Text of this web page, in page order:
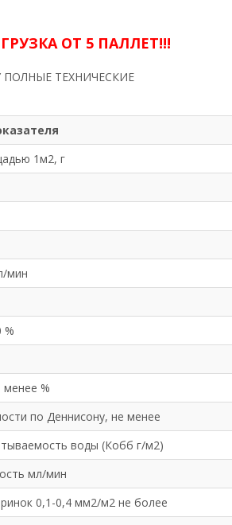
ОТ 5 ПАЛЛЕТ!!!
ПОЛНЫЕ ТЕХНИЧЕСКИЕ
1м2, г
мин
%
менее %
по Деннисону, не менее
воды (Кобб г/м2)
мл/мин
0,1-0,4 мм2/м2 не более